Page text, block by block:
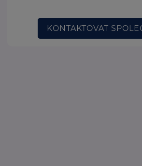
KONTAKTOVAT